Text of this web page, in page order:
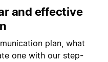
and effective
plan, what
one with our step-